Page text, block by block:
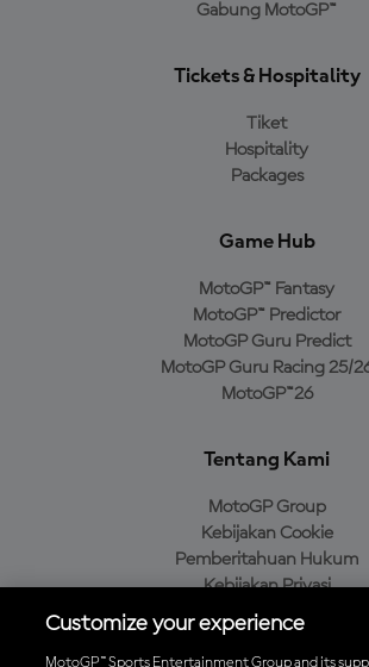
Gabung MotoGP™
Tickets & Hospitality
Tiket
Hospitality
Packages
Game Hub
MotoGP™ Fantasy
MotoGP™ Predictor
MotoGP Guru Predict
MotoGP Guru Racing 25/
MotoGP™26
Tentang Kami
MotoGP Group
Kebijakan Cookie
Pemberitahuan Hukum
Kebijakan Privasi
Kebijakan Pembelian
Customize your experience
MotoGP™ Sports Entertainment Group and its